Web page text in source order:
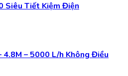
Siêu Tiết Kiệm Điện
4.8M – 5000 L/h Không Điều